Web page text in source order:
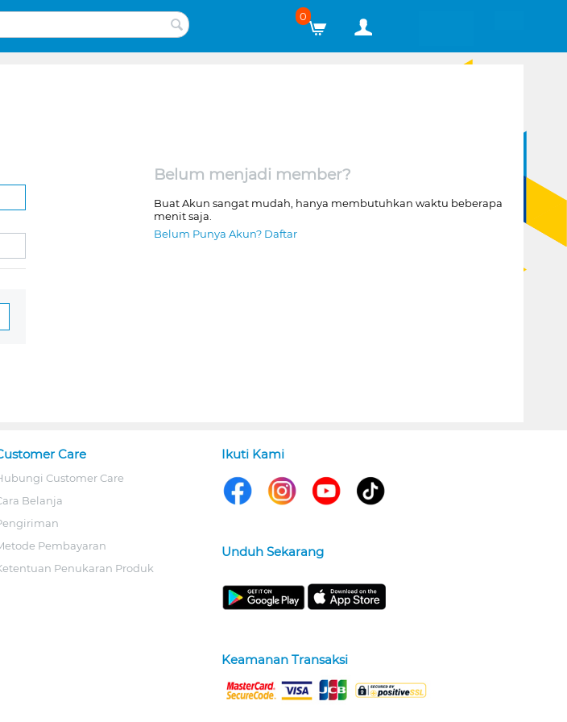
0
Belum menjadi member?
Buat Akun sangat mudah, hanya membutuhkan waktu beberapa
menit saja.
Belum Punya Akun? Daftar
Care
Customer Care
Belanja
Pembayaran
Penukaran Produk
Ikuti Kami
Unduh Sekarang
Keamanan Transaksi